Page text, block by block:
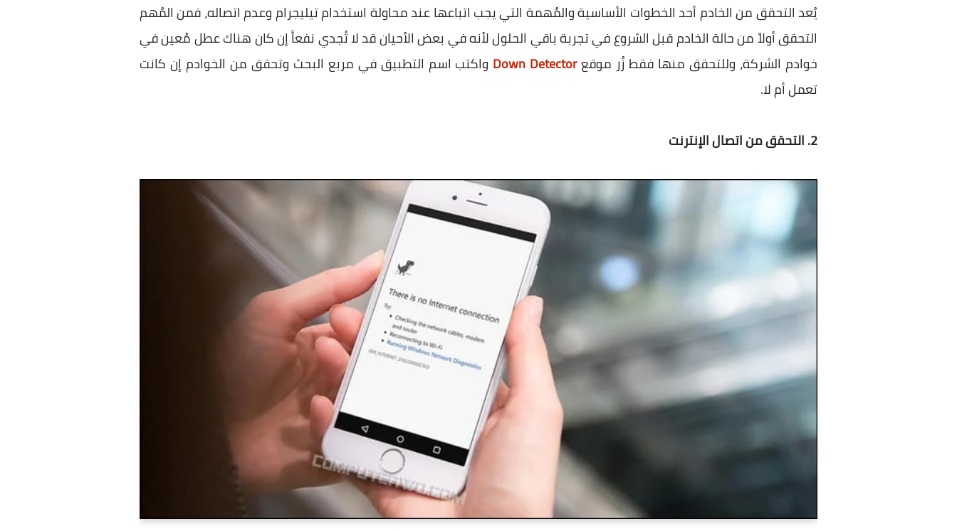
يُعد التحقق من الخادم أحد الخطوات الأساسية والمُهمة التي يجب اتباعها عند محاولة استخدام تيليجرام وعدم اتصاله، فمن المُهم
التحقق أولاً من حالة الخادم قبل الشروع في تجربة باقي الحلول لأنه في بعض الأحيان قد لا تُجدي نفعاً إن كان هناك عطل مُعين في
خوادم الشركة، وللتحقق منها فقط زُر موقعDown Detector واكتب اسم التطبيق في مربع البحث وتحقق من الخوادم إن كانت
تعمل أم لا.
2. التحقق من اتصال الإنترنت